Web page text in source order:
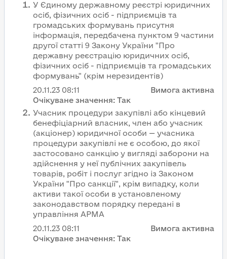
У Єдиному державному реєстрі юридичних
осіб, фізичних осіб - підприємців та
громадських формувань присутня
інформація, передбачена пунктом 9 частини
другої статті 9 Закону України "Про
державну реєстрацію юридичних осіб,
фізичних осіб - підприємців та громадських
формувань" (крім нерезидентів)
20.11.23 08:11
Вимога активна
Очікуване значення: Так
Учасник процедури закупівлі або кінцевий
бенефіціарний власник, член або учасник
(акціонер) юридичної особи — учасника
процедури закупівлі не є особою, до якої
застосовано санкцію у вигляді заборони на
здійснення у неї публічних закупівель
товарів, робіт і послуг згідно із Законом
України "Про санкції", крім випадку, коли
активи такої особи в установленому
законодавством порядку передані в
управління АРМА
20.11.23 08:11
Вимога активна
Очікуване значення: Так